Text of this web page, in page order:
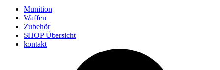
Munition
Waffen
Zubehör
SHOP Übersicht
kontakt